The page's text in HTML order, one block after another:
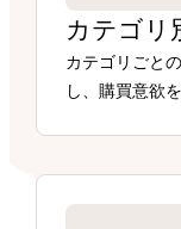
カテゴリ
カテゴリごと
し、購買意欲